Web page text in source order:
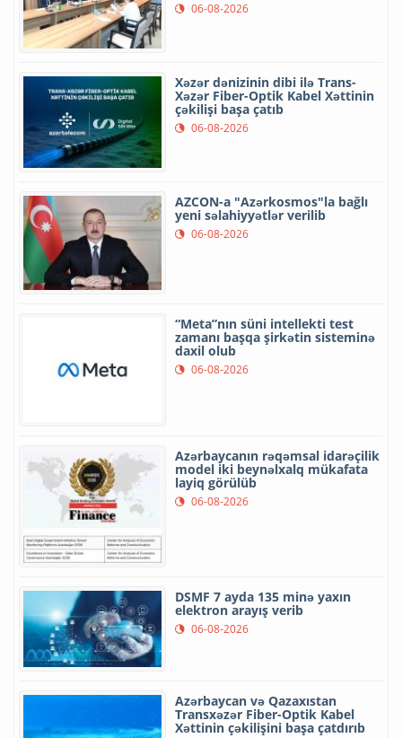
06-08-2026
Xəzər dənizinin dibi ilə Trans-
Xəzər Fiber-Optik Kabel Xəttinin
çəkilişi başa çatıb
06-08-2026
AZCON-a "Azərkosmos"la bağlı
yeni səlahiyyətlər verilib
06-08-2026
“Meta”nın süni intellekti test
zamanı başqa şirkətin sisteminə
daxil olub
06-08-2026
Azərbaycanın rəqəmsal idarəçilik
model iki beynəlxalq mükafata
layiq görülüb
06-08-2026
DSMF 7 ayda 135 minə yaxın
elektron arayış verib
06-08-2026
Azərbaycan və Qazaxıstan
Transxəzər Fiber-Optik Kabel
Xəttinin çəkilişini başa çatdırıb